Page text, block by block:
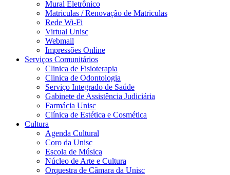
Mural Eletrônico
Matriculas / Renovação de Matriculas
Rede Wi-Fi
Virtual Unisc
Webmail
Impressões Online
Serviços Comunitários
Clinica de Fisioterapia
Clinica de Odontologia
Serviço Integrado de Saúde
Gabinete de Assistência Judiciária
Farmácia Unisc
Clínica de Estética e Cosmética
Cultura
Agenda Cultural
Coro da Unisc
Escola de Música
Núcleo de Arte e Cultura
Orquestra de Câmara da Unisc